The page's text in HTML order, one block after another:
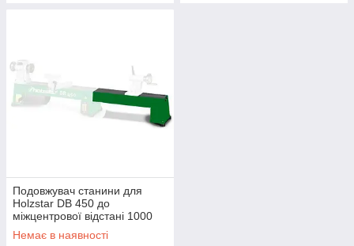
Подовжувач станини для
Holzstar DB 450 до
міжцентрової відстані 1000
мм
Немає в наявності